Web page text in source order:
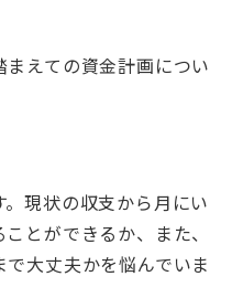
えての資金計画につい
現状の収支から月にい
とができるか、また、
大丈夫かを悩んでいま